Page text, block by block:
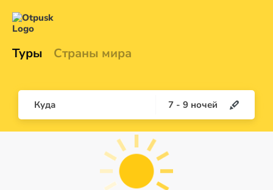
Туры Страны мира
Куда 7 - 9 ночей